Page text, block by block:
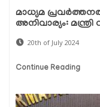
മാധ്യമ
അനിവാര്യം:
20th of July 2024
Continue Reading